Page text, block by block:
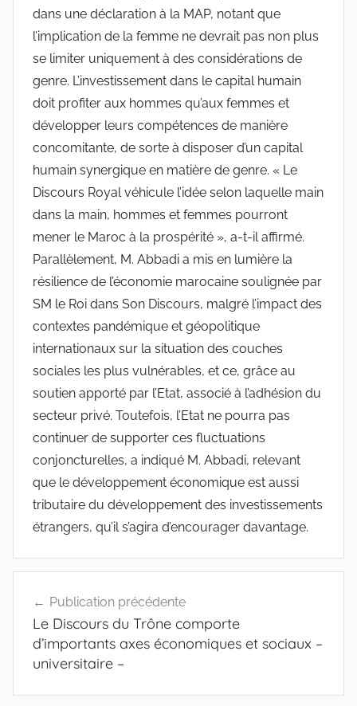
dans une déclaration à la MAP, notant que
l’implication de la femme ne devrait pas non plus
se limiter uniquement à des considérations de
genre. L’investissement dans le capital humain
doit profiter aux hommes qu’aux femmes et
développer leurs compétences de manière
concomitante, de sorte à disposer d’un capital
humain synergique en matière de genre. « Le
Discours Royal véhicule l’idée selon laquelle main
dans la main, hommes et femmes pourront
mener le Maroc à la prospérité », a-t-il affirmé.
Parallèlement, M. Abbadi a mis en lumière la
résilience de l’économie marocaine soulignée par
SM le Roi dans Son Discours, malgré l’impact des
contextes pandémique et géopolitique
internationaux sur la situation des couches
sociales les plus vulnérables, et ce, grâce au
soutien apporté par l’Etat, associé à l’adhésion du
secteur privé. Toutefois, l’Etat ne pourra pas
continuer de supporter ces fluctuations
conjoncturelles, a indiqué M. Abbadi, relevant
que le développement économique est aussi
tributaire du développement des investissements
étrangers, qu’il s’agira d’encourager davantage.
de
l’article
Publication précédente
Le Discours du Trône comporte
d’importants axes économiques et sociaux –
universitaire –